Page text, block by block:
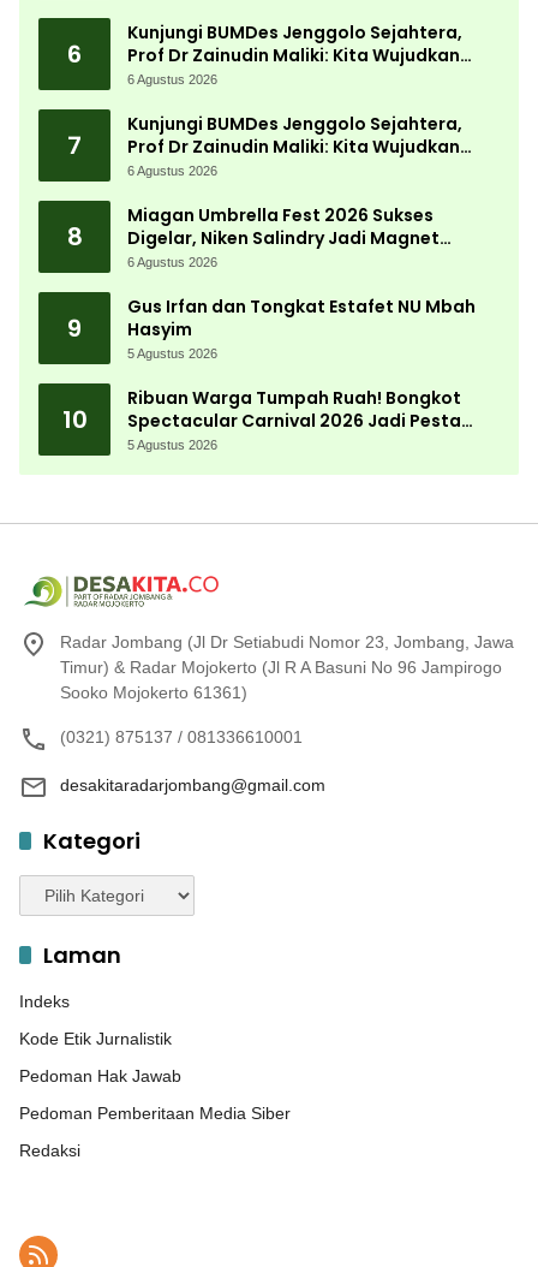
6
Kunjungi BUMDes Jenggolo Sejahtera,
Prof Dr Zainudin Maliki: Kita Wujudkan
Kemandirian Ekonomi dengan Potensi
6 Agustus 2026
7
Kunjungi BUMDes Jenggolo Sejahtera,
Prof Dr Zainudin Maliki: Kita Wujudkan
Kemandirian Ekonomi dengan Potensi
6 Agustus 2026
8
Miagan Umbrella Fest 2026 Sukses
Digelar, Niken Salindry Jadi Magnet
Ribuan Pengunjung
6 Agustus 2026
9
Gus Irfan dan Tongkat Estafet NU Mbah
Hasyim
5 Agustus 2026
10
Ribuan Warga Tumpah Ruah! Bongkot
Spectacular Carnival 2026 Jadi Pesta
Kemerdekaan Terbesar di Peterongan
5 Agustus 2026
Radar Jombang (Jl Dr Setiabudi Nomor 23, Jombang, Jawa
Timur) & Radar Mojokerto (Jl R A Basuni No 96 Jampirogo
Sooko Mojokerto 61361)
(0321) 875137 / 081336610001
desakitaradarjombang@gmail.com
Kategori
Kategori
Laman
Indeks
Kode Etik Jurnalistik
Pedoman Hak Jawab
Pedoman Pemberitaan Media Siber
Redaksi